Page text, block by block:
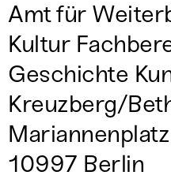
Amt für
Kultur
Geschichte
Kreuzberg/
10997 Berlin